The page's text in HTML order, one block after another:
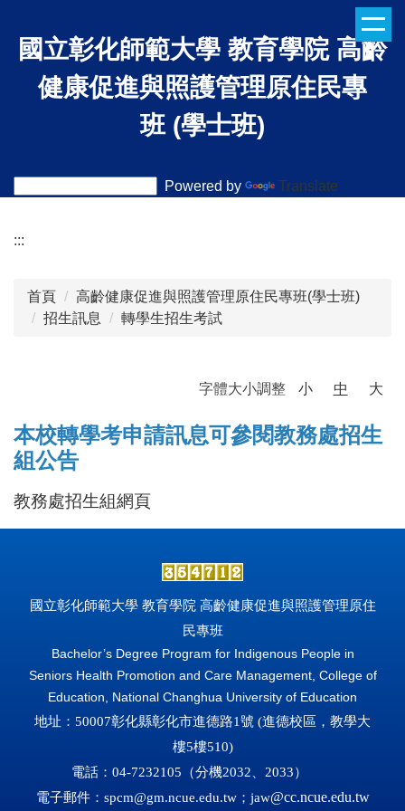
到
主國立彰化師範大學 教育學院 高齡
健康促進與照護管理原住民專
班 (學士班)
Powered by Translate
:::
首頁
高齡健康促進與照護管理原住民專班(學士班)
招生訊息
轉學生招生考試
字體大小調整 小 中 大
本校轉學考申請訊息可參閱教務處招生
組公告
教務處招生組網頁
國立彰化師範大學 教育學院 高齡健康促進與照護管理原住
民專班
Bachelor’s Degree Program for Indigenous People in
Seniors Health Promotion and Care Management, College of
Education, National Changhua University of Education
地址：50007彰化縣彰化市進德路1號 (進德校區，教學大
樓5樓510)
電話：04-7232105（分機2032、2033）
電子郵件： spcm@gm.ncue.edu.tw；jaw@cc.ncue.edu.tw